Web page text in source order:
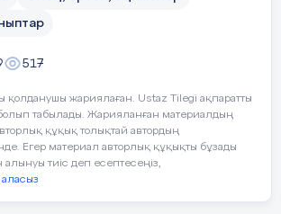
түзуді енгізіп,
сандарға түсінік берген
Декарт
қалады?(4)
баға алғандығын сұрағанда
әрқайсыңның бағаң әр түрлі.
бағасы 3 емес, ал Жанардың
5 емес деді. Сонда әркім
алған?
)
517
қолданушы жариялаған. Ustaz Tilegi ақпаратты
болып табылады. Жарияланған материалдың
құқық толықтай автордың
Егер материал авторлық құқықты бұзады
алынуы тиіс деп есептесеңіз,